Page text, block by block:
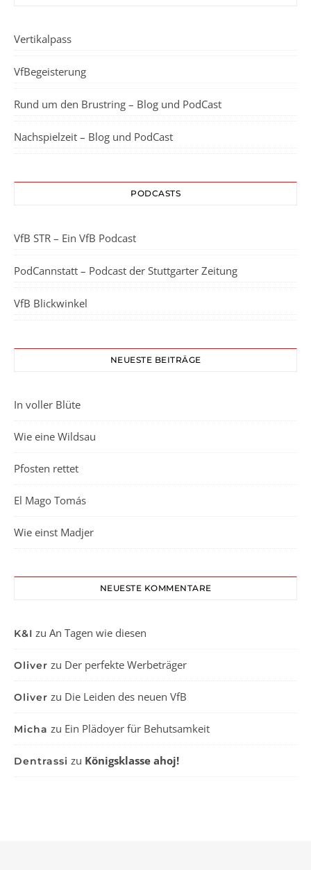
Vertikalpass
VfBegeisterung
Rund um den Brustring – Blog und PodCast
Nachspielzeit – Blog und PodCast
PODCASTS
VfB STR – Ein VfB Podcast
PodCannstatt – Podcast der Stuttgarter Zeitung
VfB Blickwinkel
NEUESTE BEITRÄGE
In voller Blüte
Wie eine Wildsau
Pfosten rettet
El Mago Tomás
Wie einst Madjer
NEUESTE KOMMENTARE
K&I zu An Tagen wie diesen
Oliver zu Der perfekte Werbeträger
Oliver zu Die Leiden des neuen VfB
Micha zu Ein Plädoyer für Behutsamkeit
Dentrassi zu Königsklasse ahoj!